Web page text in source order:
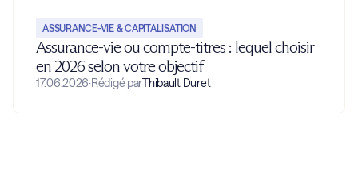
ASSURANCE-VIE & CAPITALISATION
Assurance-vie ou compte-titres : lequel choisir
en 2026 selon votre objectif
17.06.2026·Rédigé parThibault Duret